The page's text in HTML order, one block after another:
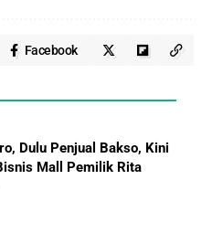
Facebook
Dulu Penjual Bakso, Kini
Mall Pemilik Rita